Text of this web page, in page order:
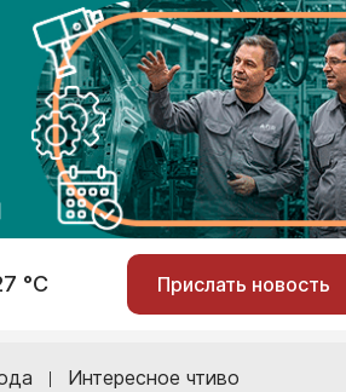
°С Прислать новость
Интересное чтиво